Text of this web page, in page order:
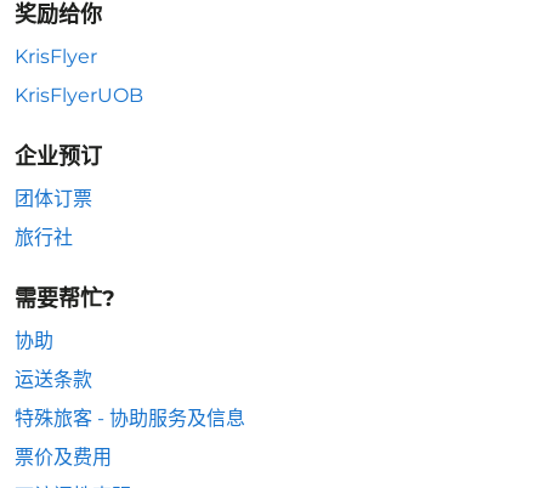
奖励给你
KrisFlyer
KrisFlyerUOB
企业预订
团体订票
旅行社
需要帮忙?
协助
运送条款
特殊旅客 - 协助服务及信息
票价及费用